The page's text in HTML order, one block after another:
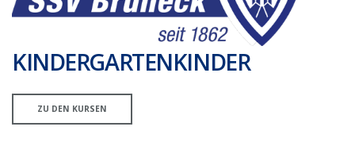
KINDERGARTENKINDER
ZU DEN KURSEN